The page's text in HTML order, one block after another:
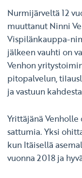
Nurmijärveltä 12
muuttanut Ninni
Vispilänkauppa-
jälkeen vauhti on
Venhon
pitopalvelun,
ja vastuun
Yrittäjänä
sattumia. Yksi
kun Itäisellä
vuonna 2018 ja